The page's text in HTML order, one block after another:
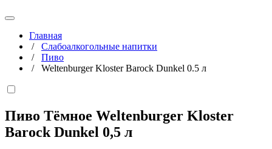
Главная
/ Слабоалкогольные напитки
/ Пиво
/ Weltenburger Kloster Barock Dunkel 0.5 л
Пиво Тёмное Weltenburger Kloster
Barock Dunkel 0,5 л